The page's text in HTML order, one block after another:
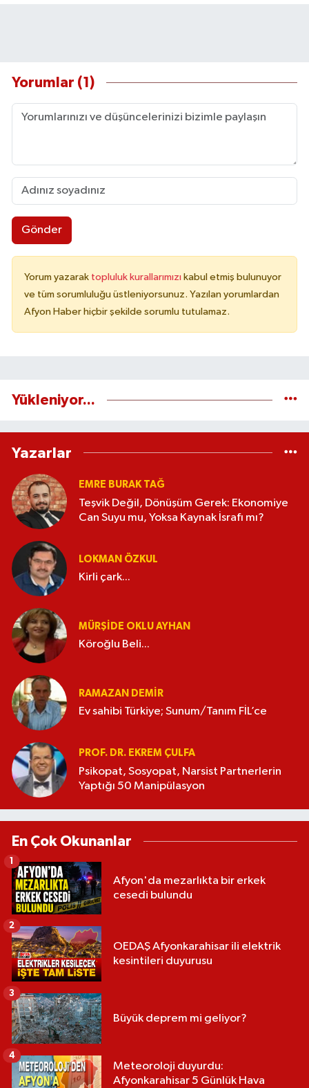
Yorumlar (1)
Gönder
Yorum yazarak topluluk kurallarımızı kabul etmiş bulunuyor
ve tüm sorumluluğu üstleniyorsunuz. Yazılan yorumlardan
Afyon Haber hiçbir şekilde sorumlu tutulamaz.
Yükleniyor...
Yazarlar
EMRE BURAK TAĞ
Teşvik Değil, Dönüşüm Gerek: Ekonomiye
Can Suyu mu, Yoksa Kaynak İsrafı mı?
LOKMAN ÖZKUL
Kirli çark...
MÜRŞIDE OKLU AYHAN
Köroğlu Beli...
RAMAZAN DEMİR
Ev sahibi Türkiye; Sunum/Tanım FİL’ce
PROF. DR. EKREM ÇULFA
Psikopat, Sosyopat, Narsist Partnerlerin
Yaptığı 50 Manipülasyon
En Çok Okunanlar
Afyon'da mezarlıkta bir erkek
cesedi bulundu
1
OEDAŞ Afyonkarahisar ili elektrik
kesintileri duyurusu
2
Büyük deprem mi geliyor?
3
Meteoroloji duyurdu:
Afyonkarahisar 5 Günlük Hava
4